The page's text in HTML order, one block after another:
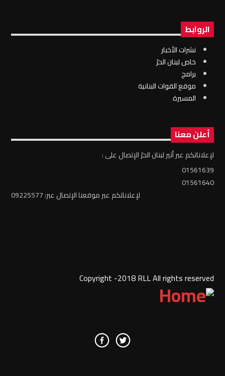
الروابط
نشرات الأخبار
خاص لبنان الحرّ
برامج
موقع القوات البنانية
المسيرة
أعلن معنا
لإعلاناتكم عبر أثير لبنان الحرّ الإتصال على :
01561639
01561640
لإعلاناتكم عبر موقعنا الإتصال عبر: 09225577
Copyright -2018 RLL All rights reserved